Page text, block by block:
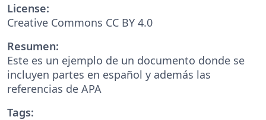
License:
Creative Commons CC BY 4.0
Resumen:
Este es un ejemplo de un documento donde se
incluyen partes en español y además las
referencias de APA
Tags: